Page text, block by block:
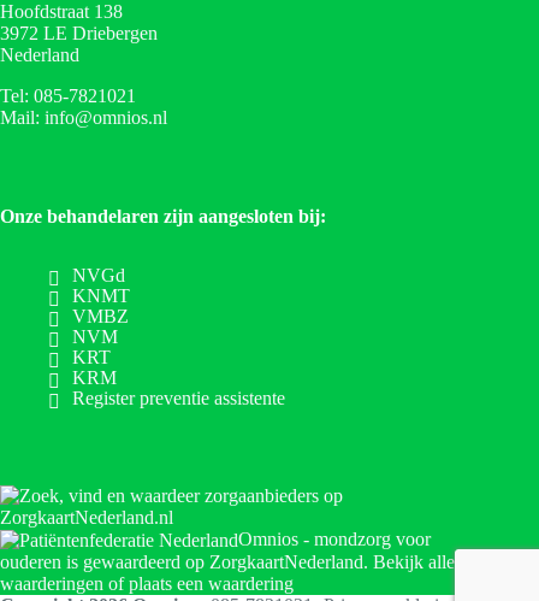
Hoofdstraat 138
3972 LE Driebergen
Nederland
Tel: 085-7821021
Mail: info@omnios.nl
Onze behandelaren zijn aangesloten bij:
NVGd
KNMT
VMBZ
NVM
KRT
KRM
Register preventie assistente
Omnios - mondzorg voor
ouderen is gewaardeerd op ZorgkaartNederland. Bekijk alle
waarderingen ofplaats een waardering